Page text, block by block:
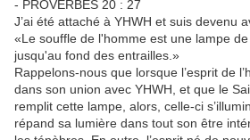
- PROVERBES 20 : 27
J’ai été attaché à YHWH et suis devenu
«Le souffle de l'homme est une lampe
jusqu'au fond des entrailles.»
Rappelons-nous que lorsque l’esprit de
dans son union avec YHWH, et que le
remplit cette lampe, alors, celle-ci
répand sa lumière dans tout son être